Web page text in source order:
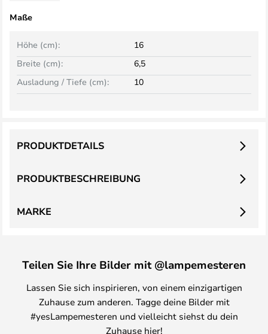
Maße
Breite (cm): 6,5
Höhe (cm): 16
Ausladung / Tiefe (cm): 10
PRODUKTBESCHREIBUNG
PRODUKTDETAILS
MARKE
Teilen Sie Ihre Bilder mit @lampemesteren
Lassen Sie sich inspirieren, von einem einzigartigen
Zuhause zum anderen. Tagge deine Bilder mit
#yesLampemesteren und vielleicht siehst du dein
Zuhause hier!